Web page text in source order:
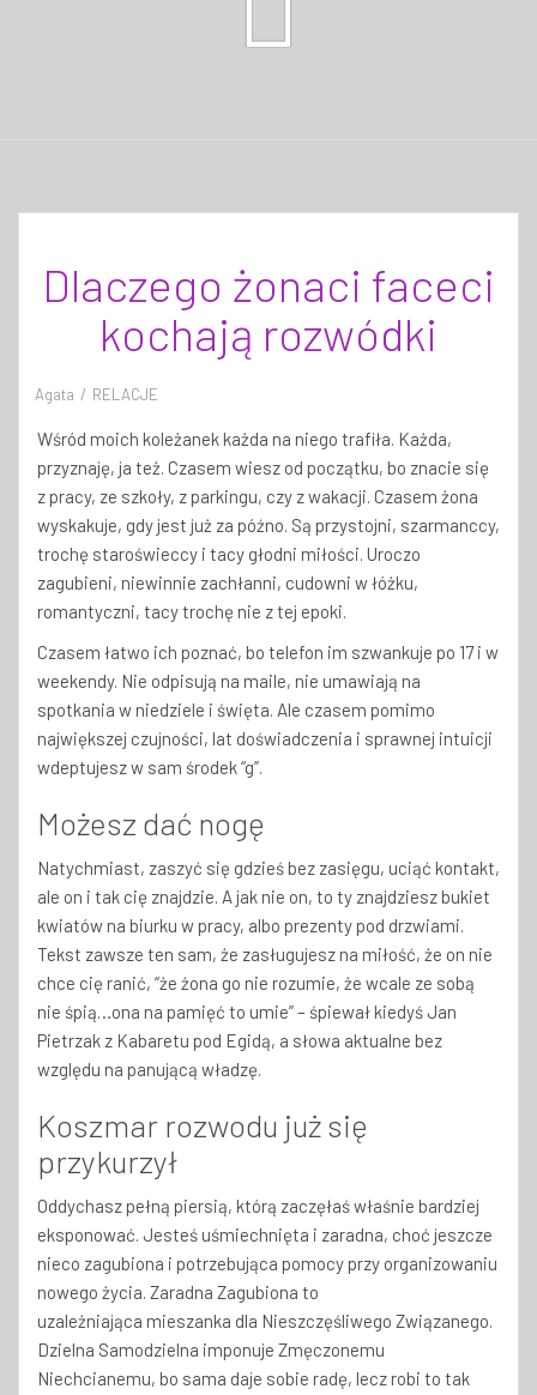
Dlaczego żonaci faceci
kochają rozwódki
Agata RELACJE
Wśród moich koleżanek każda na niego trafiła. Każda,
przyznaję, ja też. Czasem wiesz od początku, bo znacie się
z pracy, ze szkoły, z parkingu, czy z wakacji. Czasem żona
wyskakuje, gdy jest już za późno. Są przystojni, szarmanccy,
trochę staroświeccy i tacy głodni miłości. Uroczo
zagubieni, niewinnie zachłanni, cudowni w łóżku,
romantyczni, tacy trochę nie z tej epoki.
Czasem łatwo ich poznać, bo telefon im szwankuje po 17 i w
weekendy. Nie odpisują na maile, nie umawiają na
spotkania w niedziele i święta. Ale czasem pomimo
największej czujności, lat doświadczenia i sprawnej intuicji
wdeptujesz w sam środek “g”.
Możesz dać nogę
Natychmiast, zaszyć się gdzieś bez zasięgu, uciąć kontakt,
ale on i tak cię znajdzie. A jak nie on, to ty znajdziesz bukiet
kwiatów na biurku w pracy, albo prezenty pod drzwiami.
Tekst zawsze ten sam, że zasługujesz na miłość, że on nie
chce cię ranić, “że żona go nie rozumie, że wcale ze sobą
nie śpią…ona na pamięć to umie” – śpiewał kiedyś Jan
Pietrzak z Kabaretu pod Egidą, a słowa aktualne bez
względu na panującą władzę.
Koszmar rozwodu już się
przykurzył
Oddychasz pełną piersią, którą zaczęłaś właśnie bardziej
eksponować. Jesteś uśmiechnięta i zaradna, choć jeszcze
nieco zagubiona i potrzebująca pomocy przy organizowaniu
nowego życia. Zaradna Zagubiona to
uzależniająca mieszanka dla Nieszczęśliwego Związanego.
Dzielna Samodzielna imponuje Zmęczonemu
Niechcianemu, bo sama daje sobie radę, lecz robi to tak